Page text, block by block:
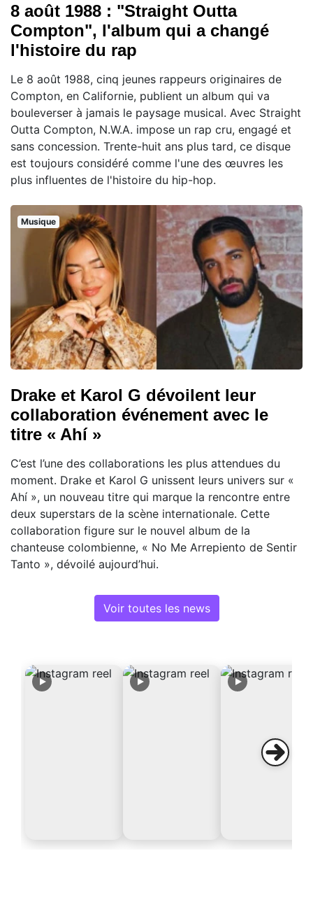
8 août 1988 : "Straight Outta
Compton", l'album qui a changé
l'histoire du rap
Le 8 août 1988, cinq jeunes rappeurs originaires de
Compton, en Californie, publient un album qui va
bouleverser à jamais le paysage musical. Avec Straight
Outta Compton, N.W.A. impose un rap cru, engagé et
sans concession. Trente-huit ans plus tard, ce disque
est toujours considéré comme l'une des œuvres les
plus influentes de l'histoire du hip-hop.
Musique
Drake et Karol G dévoilent leur
collaboration événement avec le
titre « Ahí »
C’est l’une des collaborations les plus attendues du
moment. Drake et Karol G unissent leurs univers sur «
Ahí », un nouveau titre qui marque la rencontre entre
deux superstars de la scène internationale. Cette
collaboration figure sur le nouvel album de la
chanteuse colombienne, « No Me Arrepiento de Sentir
Tanto », dévoilé aujourd’hui.
Voir toutes les news